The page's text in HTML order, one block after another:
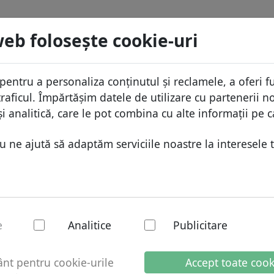
foloseşte cookie-uri
a personaliza conținutul și reclamele, a oferi
Împărtășim datele de utilizare cu partenerii
analitică, care le pot combina cu alte informații pe
ne ajută să adaptăm serviciile noastre la interesele
Analitice Publicitare
pentru cookie-urile
Accept toate
domeniilor
Domenii africane
Domenii asiatice
Domenii europene
Domenii australiene
de preţuri
Caută
Protecţia ID
Gazduire DNS
WHOIS
Blog
De
.wine Caută
- Domenii noi